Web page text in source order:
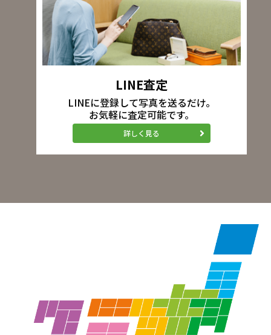
LINE査定
LINEに登録して写真を送るだけ。
お気軽に査定可能です。
詳しく見る